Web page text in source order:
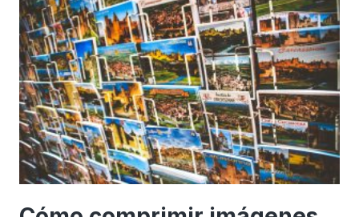
WP
a
Markdown